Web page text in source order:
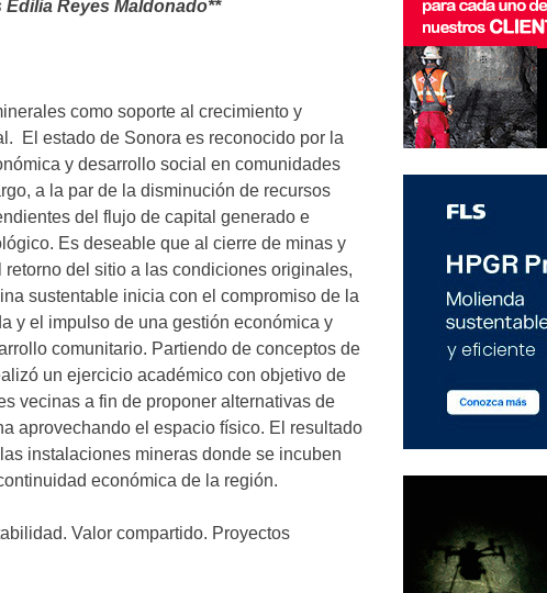
Reyes Maldonado**
como soporte al crecimiento y
El estado de Sonora es reconocido por la
y desarrollo social en comunidades
a la par de la disminución de recursos
del flujo de capital generado e
Es deseable que al cierre de minas y
del sitio a las condiciones originales,
sustentable inicia con el compromiso de la
y el impulso de una gestión económica y
comunitario. Partiendo de conceptos de
un ejercicio académico con objetivo de
vecinas a fin de proponer alternativas de
aprovechando el espacio físico. El resultado
instalaciones mineras donde se incuben
económica de la región.
Valor compartido. Proyectos